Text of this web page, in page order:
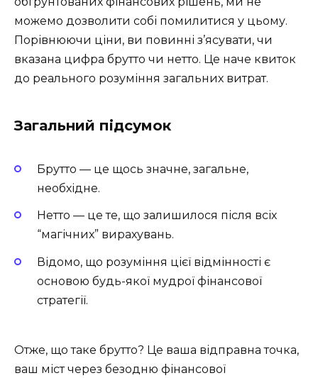
можемо дозволити собі помилитися у цьому.
Порівнюючи ціни, ви повинні з’ясувати, чи
вказана цифра брутто чи нетто. Це наче квиток
до реального розуміння загальних витрат.
Загальний підсумок
Брутто — це щось значне, загальне,
необхідне.
Нетто — це те, що залишилося після всіх
“магічних” вирахувань.
Відомо, що розуміння цієї відмінності є
основою будь-якої мудрої фінансової
стратегії.
Отже, що таке брутто? Це ваша відправна точка,
ваш міст через безодню фінансової